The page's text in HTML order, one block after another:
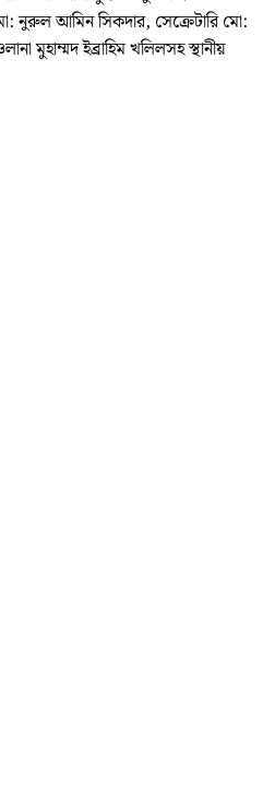
নুরুল আমিন সিকদার, সেক্রেটারি মো:
মুহাম্মদ ইব্রাহিম খলিলসহ স্থানীয়